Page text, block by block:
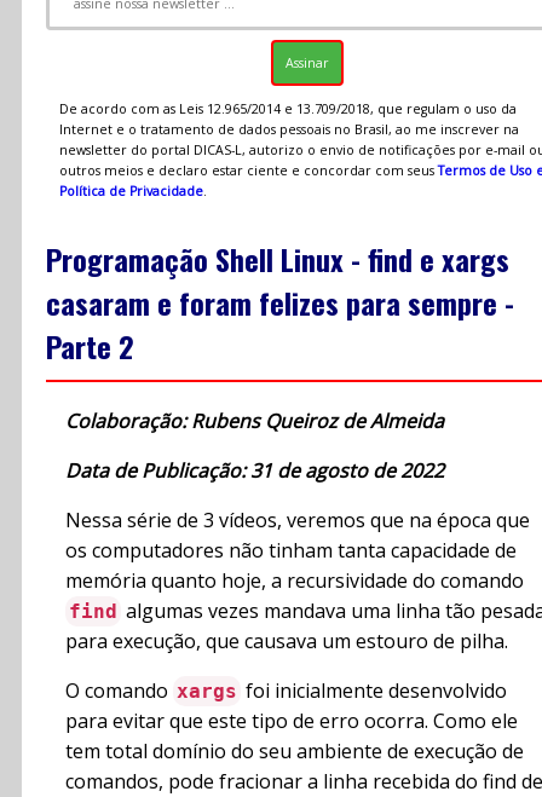
De acordo com as Leis 12.965/2014 e 13.709/2018, que regulam o uso da
Internet e o tratamento de dados pessoais no Brasil, ao me inscrever na
newsletter do portal DICAS-L, autorizo o envio de notificações por e-mail
outros meios e declaro estar ciente e concordar com seusTermos de Uso
Política de Privacidade.
Programação Shell Linux - find e xargs
casaram e foram felizes para sempre -
Parte 2
Colaboração: Rubens Queiroz de Almeida
Data de Publicação: 31 de agosto de 2022
Nessa série de 3 vídeos, veremos que na época que
os computadores não tinham tanta capacidade de
memória quanto hoje, a recursividade do comando
find algumas vezes mandava uma linha tão
para execução, que causava um estouro de pilha.
O comando xargs foi inicialmente desenvolvido
para evitar que este tipo de erro ocorra. Como ele
tem total domínio do seu ambiente de execução de
comandos, pode fracionar a linha recebida do find de